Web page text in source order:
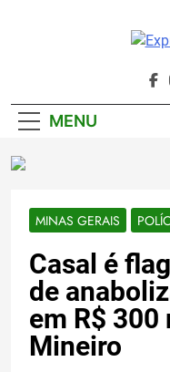
MENU
MINAS GERAIS
Casal é
de
em R$
Mineiro